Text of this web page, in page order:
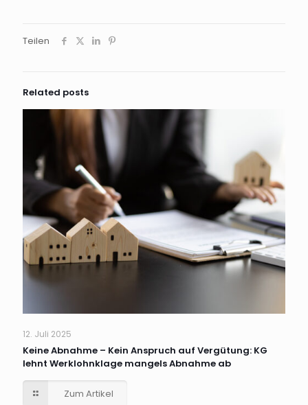
Teilen
Related posts
12. Juli 2025
Keine Abnahme – Kein Anspruch auf Vergütung: KG
lehnt Werklohnklage mangels Abnahme ab
Zum Artikel